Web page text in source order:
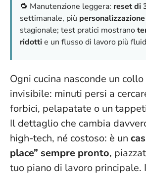
🔁 Manutenzione leggera: reset di
settimanale, più personalizzazione
stagionale; test pratici mostrano
ridottie un flusso di lavoro più
Ogni cucina nasconde un
invisibile: minuti persi a
forbici, pelapatate o un
Il dettaglio che cambia
high-tech, né costoso: è un
place” sempre pronto,
tuo piano di lavoro principale.